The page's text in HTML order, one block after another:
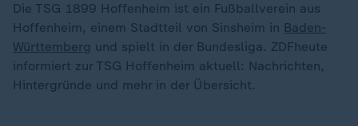
Die TSG 1899 Hoffenheim ist ein Fußballverein aus
Hoffenheim, einem Stadtteil von Sinsheim in Baden-
Württemberg und spielt in der Bundesliga. ZDFheute
informiert zur TSG Hoffenheim aktuell: Nachrichten,
Hintergründe und mehr in der Übersicht.